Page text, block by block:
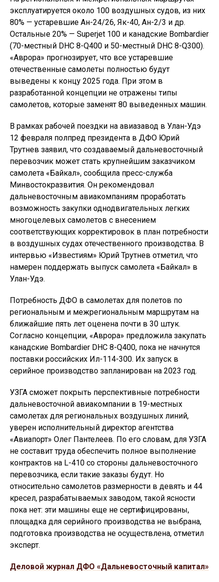
эксплуатируется около 100 воздушных судов, из них
80% — устаревшие Ан-24/26, Як-40, Ан-2/3 и др.
Остальные 20% — Superjet 100 и канадские Bombardier
(70-местный DHC 8-Q400 и 50-местный DHC 8-Q300).
«Аврора» прогнозирует, что все устаревшие
отечественные самолеты полностью будут
выведены к концу 2025 года. При этом в
разработанной концепции не отражены типы
самолетов, которые заменят 80 выведенных машин.
В рамках рабочей поездки на авиазавод в Улан-Удэ
12 февраля полпред президента в ДФО Юрий
Трутнев заявил, что создаваемый дальневосточный
перевозчик может стать крупнейшим заказчиком
самолета «Байкал», сообщила пресс-служба
Минвостокразвития. Он рекомендовал
дальневосточным авиакомпаниям проработать
возможность закупки однодвигательных легких
многоцелевых самолетов с внесением
соответствующих корректировок в план потребности
в воздушных судах отечественного производства. В
интервью «Известиям» Юрий Трутнев отметил, что
намерен поддержать выпуск самолета «Байкал» в
Улан-Удэ.
Потребность ДФО в самолетах для полетов по
региональным и межрегиональным маршрутам на
ближайшие пять лет оценена почти в 30 штук.
Согласно концепции, «Аврора» предложила закупать
канадские Bombardier DHC 8-Q400, пока не начнутся
поставки российских Ил-114-300. Их запуск в
серийное производство запланирован на 2023 год.
УЗГА сможет покрыть перспективные потребности
дальневосточной авиакомпании в 19-местных
самолетах для региональных воздушных линий,
уверен исполнительный директор агентства
«Авиапорт» Олег Пантелеев. По его словам, для УЗГА
не составит труда обеспечить полное выполнение
контрактов на L-410 со стороны дальневосточного
перевозчика, если такие заказы будут. Но
относительно самолетов размерности в девять и 44
кресел, разрабатываемых заводом, такой ясности
пока нет: эти машины еще не сертифицированы,
площадка для серийного производства не выбрана,
подготовка производства не осуществлена, отметил
эксперт.
Деловой журнал ДФО «Дальневосточный капитал»